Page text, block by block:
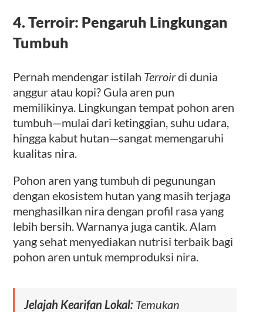
4. Terroir: Pengaruh Lingkungan
Tumbuh
Pernah mendengar istilah Terroirdi dunia
anggur atau kopi? Gula aren pun
memilikinya. Lingkungan tempat pohon aren
tumbuh—mulai dari ketinggian, suhu udara,
hingga kabut hutan—sangat memengaruhi
kualitas nira.
Pohon aren yang tumbuh di pegunungan
dengan ekosistem hutan yang masih terjaga
menghasilkan nira dengan profil rasa yang
lebih bersih. Warnanya juga cantik. Alam
yang sehat menyediakan nutrisi terbaik bagi
pohon aren untuk memproduksi nira.
Jelajah Kearifan Lokal: Temukan